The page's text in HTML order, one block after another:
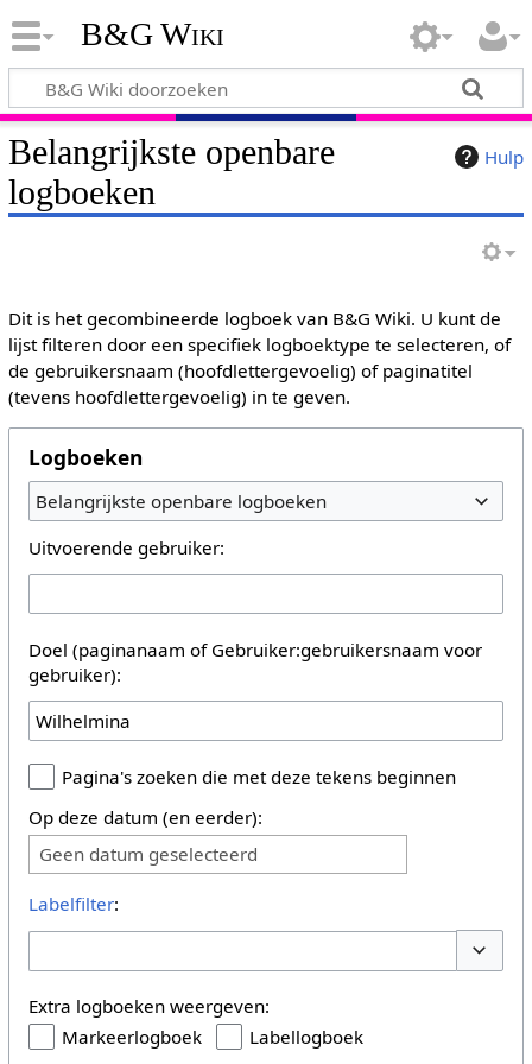
B&G Wiki
Hulp
Belangrijkste openbare
logboeken
Dit is het gecombineerde logboek van B&G Wiki. U kunt de
lijst filteren door een specifiek logboektype te selecteren, of
de gebruikersnaam (hoofdlettergevoelig) of paginatitel
(tevens hoofdlettergevoelig) in te geven.
Logboeken
Belangrijkste openbare logboeken
Uitvoerende gebruiker:
Doel (paginanaam of Gebruiker:gebruikersnaam voor
gebruiker):
Pagina's zoeken die met deze tekens beginnen
Op deze datum (en eerder):
Geen datum geselecteerd
Labelfilter:
Extra logboeken weergeven:
Markeerlogboek
Labellogboek